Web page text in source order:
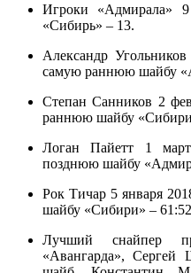
Игроки «Адмирала»
«Сибирь» – 13.
Александр
самую раннюю шайбу
Степан Санников 2
раннюю шайбу
Логан Пайетт 1
позднюю шайбу
Рок Тичар 5 января
шайбу «Сибири» –
Лучший снайпер
«Авангарда»,